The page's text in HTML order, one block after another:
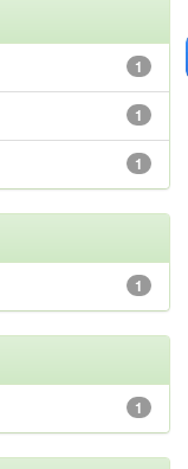
1
1
1
1
1